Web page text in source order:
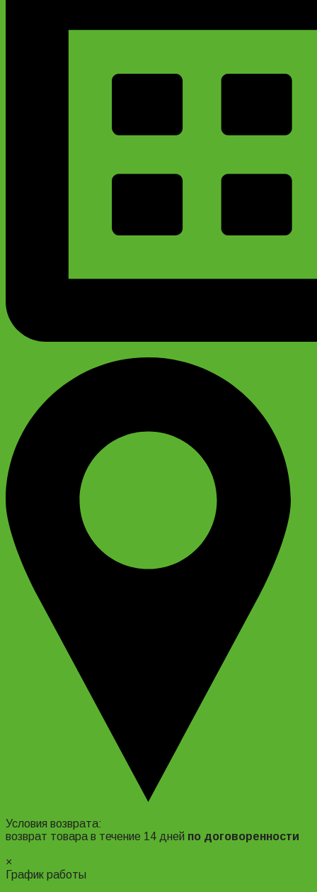
Условия возврата:
возврат товара в течение 14 дней по договоренности
×
График работы